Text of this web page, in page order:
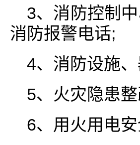
3、消防控制
消防报警电话;
4、消防设施
5、火灾隐患
6、用火用电